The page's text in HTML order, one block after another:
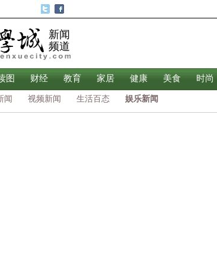
新闻
频道
图 财经 教育 家居 健康 美食 时尚
闻 视频新闻 生活百态 娱乐新闻